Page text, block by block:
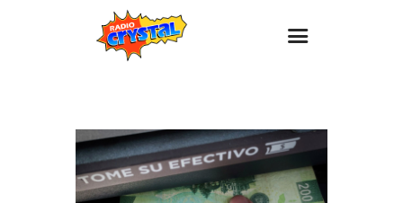
Estaciones
Eventos